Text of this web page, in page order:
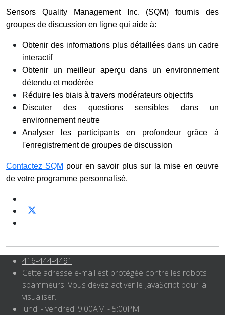
Sensors Quality Management Inc. (SQM) fournis des
groupes de discussion en ligne qui aide à:
Obtenir des informations plus détaillées dans un cadre
interactif
Obtenir un meilleur aperçu dans un environnement
détendu et modérée
Réduire les biais à travers modérateurs objectifs
Discuter des questions sensibles dans un
environnement neutre
Analyser les participants en profondeur grâce à
l'enregistrement de groupes de discussion
Contactez SQM pour en savoir plus sur la mise en œuvre
de votre programme personnalisé.
416-444-4491
Cette adresse e-mail est protégée contre les robots
spammeurs. Vous devez activer le JavaScript pour la
visualiser.
lundi - vendredi 9:00AM - 5:00PM